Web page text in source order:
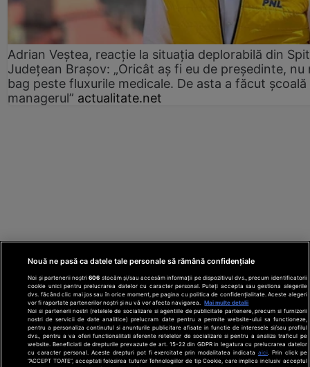
Adrian Veștea, reacție la situația deplorabilă din
Județean Brașov: „Oricât aș fi eu de președinte, nu
bag peste fluxurile medicale. De asta a făcut școală
managerul” actualitate.net
Din rețeaua Adevărul Holding:Adevarul.ro
Click.roClickPoftaBuna.roClickSanatate.ro
ClickPentruFemei.roDilemaVeche.ro
OkMagazine.roHistoria.ro
Nouă ne pasă ca datele tale personale să rămână confidențiale
Noi și partenerii noștri606 stocăm și/sau accesăm informații pe dispozitivul dvs., precum identificatorii
cookie unici pentru prelucrarea datelor cu caracter personal. Puteți accepta sau gestiona alegerile
dvs. făcând clic mai jos sau în orice moment, pe pagina cu politica de confidențialitate. Aceste alegeri
vor fi raportate partenerilor noștri și nu vă vor afecta navigarea.
Mai multe detalii
Noi si partenerii nostri (retelele de socializare si agentiile de publicitate partenere, precum si furnizorii
nostri de servicii de date analitice) prelucram date pentru a permite website-ului sa functioneze,
pentru a personaliza continutul si anunturile publicitare afisate in functie de interesele si/sau profilul
dvs., pentru a va oferi functionalitati aferente retelelor de socializare si pentru a analiza traficul pe
website. Beneficiati de drepturile prevazute de art. 15-22 din GDPR in legatura cu prelucrarea datelor
cu caracter personal. Aceste drepturi pot fi exercitate prin modalitatea indicata aici. Prin click pe
“ACCEPT TOATE”, acceptati folosirea tuturor Tehnologiilor de tip Cookie, care implica inclusiv acceptul